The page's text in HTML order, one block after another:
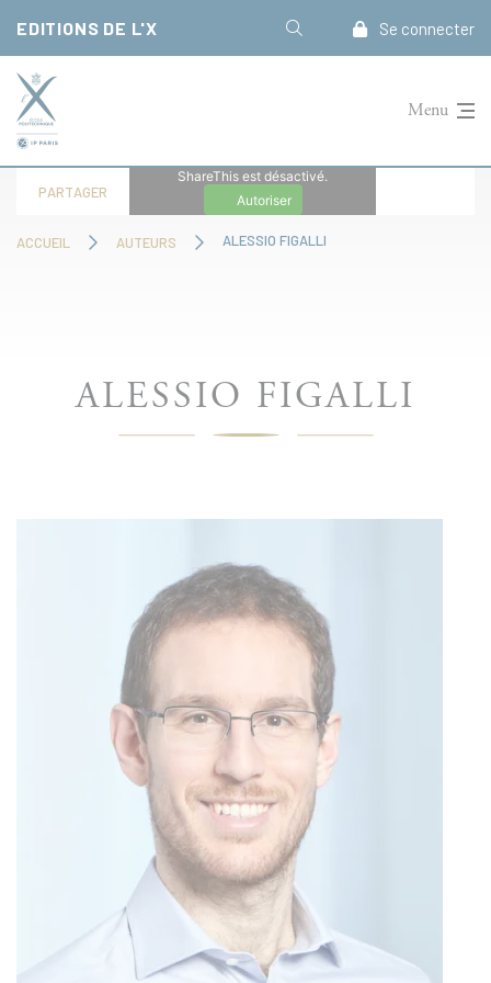
EDITIONS DE L'X Se connecter
Menu
ACCUEIL AUTEURS ALESSIO FIGALLI
PARTAGER
ShareThis est désactivé.
Autoriser
ALESSIO FIGALLI